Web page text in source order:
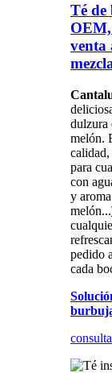
Té
venta
dulzura
melón.
calidad,
para
con
y
melón...
pedido
cada
consulta